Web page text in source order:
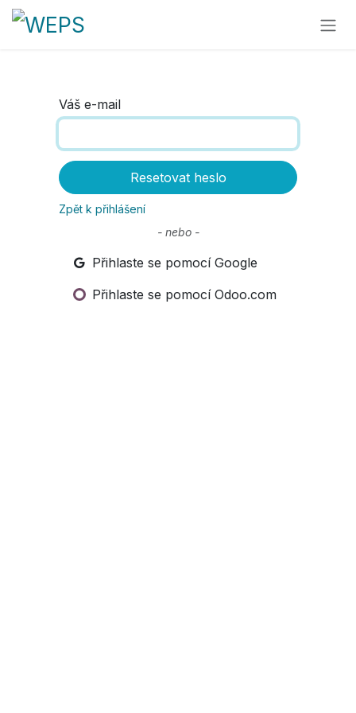
Přejít na obsah
Váš e-mail
Resetovat heslo
Zpět k přihlášení
- nebo -
Přihlaste se pomocí Google
Přihlaste se pomocí Odoo.com